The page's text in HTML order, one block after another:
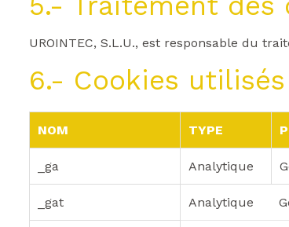
UROINTEC, S.L.U., est responsable du
6.- Cookies
NOM TYPE
_ga Analytique
_gat Analytique